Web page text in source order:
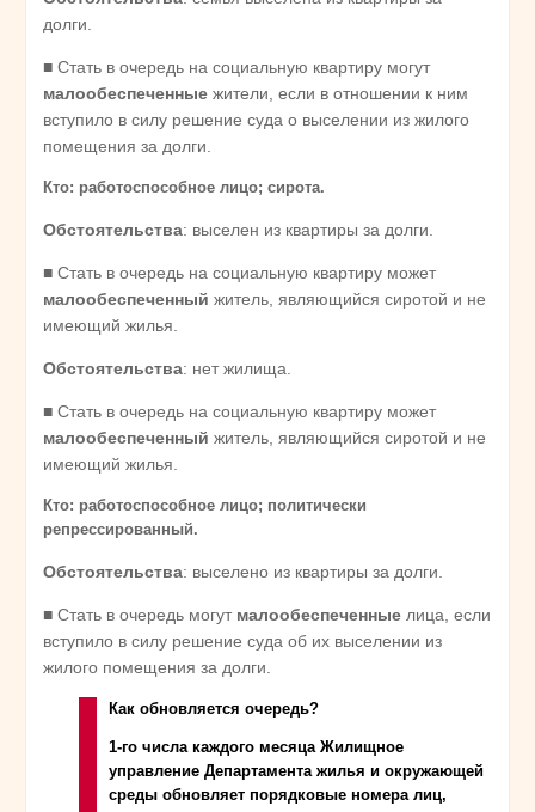
долги.
■ Стать в очередь на социальную квартиру могут
малообеспеченные жители, если в отношении к ним
вступило в силу решение суда о выселении из жилого
помещения за долги.
Кто: работоспособное лицо; сирота.
Обстоятельства: выселен из квартиры за долги.
■ Стать в очередь на социальную квартиру может
малообеспеченный житель, являющийся сиротой и не
имеющий жилья.
Обстоятельства: нет жилища.
■ Стать в очередь на социальную квартиру может
малообеспеченный житель, являющийся сиротой и не
имеющий жилья.
Кто: работоспособное лицо; политически
репрессированный.
Обстоятельства: выселено из квартиры за долги.
■ Стать в очередь могут малообеспеченные лица, если
вступило в силу решение суда об их выселении из
жилого помещения за долги.
Как обновляется очередь?
1-го числа каждого месяца Жилищное
управление Департамента жилья и окружающей
среды обновляет порядковые номера лиц,